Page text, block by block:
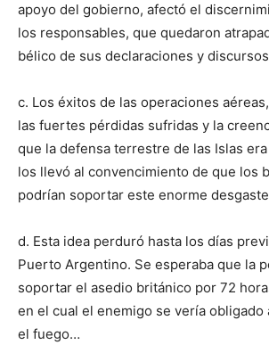
apoyo del gobierno, afectó el
los responsables, que quedaron
bélico de sus declaraciones y
c. Los éxitos de las operaciones
las fuertes pérdidas sufridas y la
que la defensa terrestre de las Islas
los llevó al convencimiento de que los
podrían soportar este enorme
d. Esta idea perduró hasta los días
Puerto Argentino. Se esperaba que la
soportar el asedio británico por 72
en el cual el enemigo se vería obligado
el fuego…